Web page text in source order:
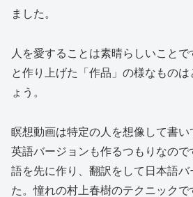
ました。
人を愛することは素晴らしいこと
と作り上げた「作品」の様なもの
ょう。
瞑想動画は特定の人を想像して書
英語バージョンも作るつもりなの
語を先に作り、翻訳をして日本語バ
た。憧れの村上春樹のテクニック